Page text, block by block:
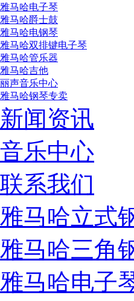
雅马哈电子琴
雅马哈爵士鼓
雅马哈电钢琴
雅马哈双排键电子琴
雅马哈管乐器
雅马哈吉他
丽声音乐中心
雅马哈钢琴专卖
新闻资讯
音乐中心
联系我们
雅马哈立式
雅马哈三角
雅马哈电子